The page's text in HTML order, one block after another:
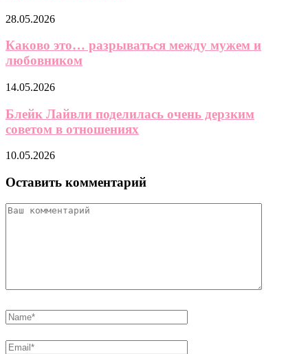
28.05.2026
Каково это… разрываться между мужем и
любовником
14.05.2026
Блейк Лайвли поделилась очень дерзким
советом в отношениях
10.05.2026
Оставить комментарий